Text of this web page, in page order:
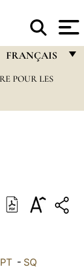
FRANÇAIS
FRANÇAIS
DEUTSCH
中文
POUR LES
PT- SQ